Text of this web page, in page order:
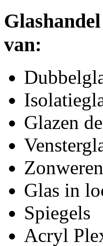
van:
Glazen
Glas in
Spiegels
Acryl